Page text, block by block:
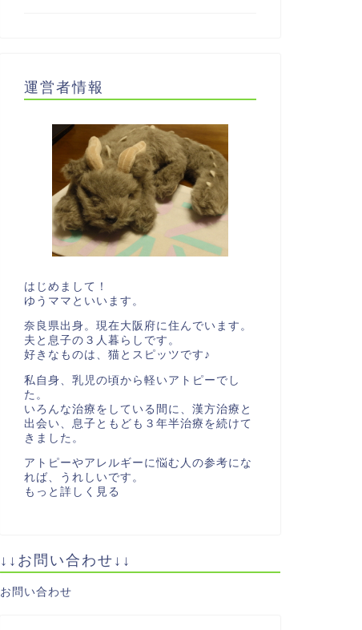
運営者情報
はじめまして！
ゆうママといいます。
奈良県出身。現在大阪府に住んでいます。
夫と息子の３人暮らしです。
好きなものは、猫とスピッツです♪
私自身、乳児の頃から軽いアトピーでし
た。
いろんな治療をしている間に、漢方治療と
出会い、息子ともども３年半治療を続けて
きました。
アトピーやアレルギーに悩む人の参考にな
れば、うれしいです。
もっと詳しく見る
↓↓お問い合わせ↓↓
お問い合わせ